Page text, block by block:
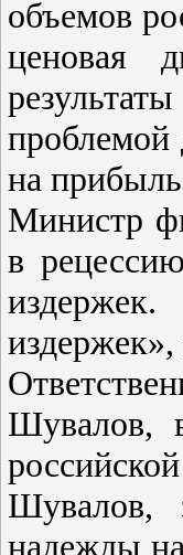
объемов
ценовая
проблемой
на
Министр
в
издержек»,
Шувалов,
Шувалов,
надежды